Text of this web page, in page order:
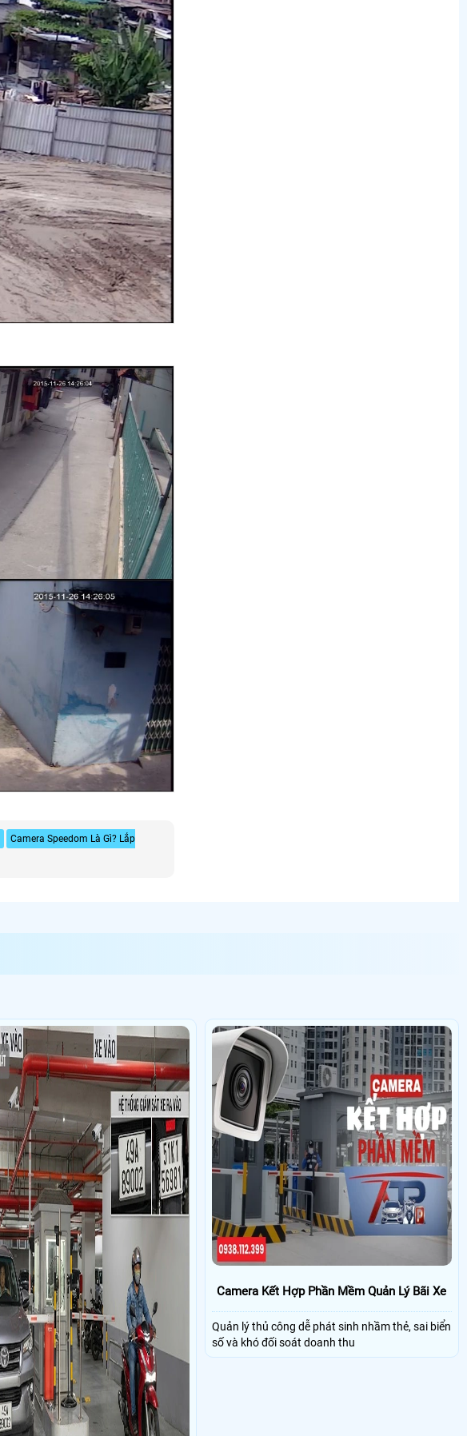
Camera Speedom Là Gì? Lắp
Camera Kết Hợp Phần Mềm Quản Lý Bãi Xe
Quản lý thủ công dễ phát sinh nhầm thẻ, sai biển
số và khó đối soát doanh thu